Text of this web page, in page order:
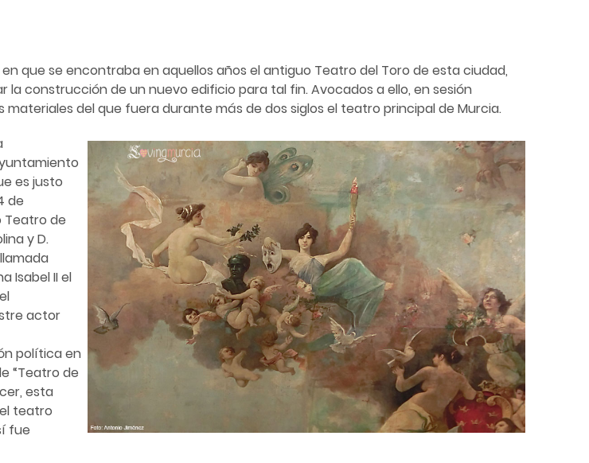
que se encontraba en aquellos años el antiguo Teatro del Toro de esta ciudad,
construcción de un nuevo edificio para tal fin. Avocados a ello, en sesión
materiales del que fuera durante más de dos siglos el teatro principal de Murcia.
es justo
de
Teatro de
y D.
Isabel II el
actor
política en
“Teatro de
esta
teatro
fue